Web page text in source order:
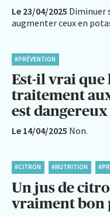
Le 23/04/2025 Diminuer
augmenter ceux en
#PRÉVENTION
Est-il vrai que
traitement
est dangereux
Le 14/04/2025 Non.
#CITRON #NUTRITION
Un jus de
vraiment bon